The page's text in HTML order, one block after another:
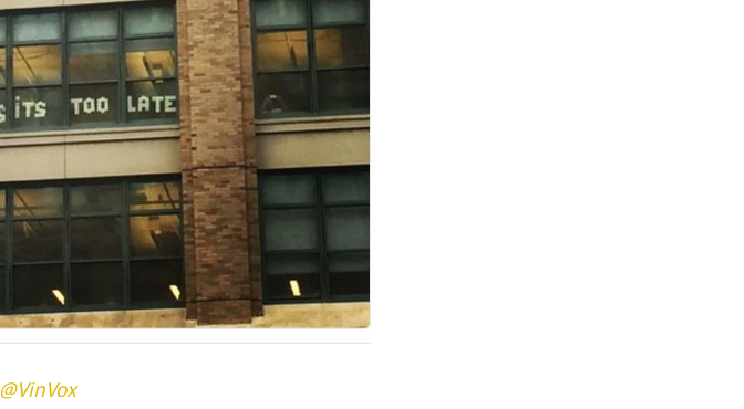
@VinVox